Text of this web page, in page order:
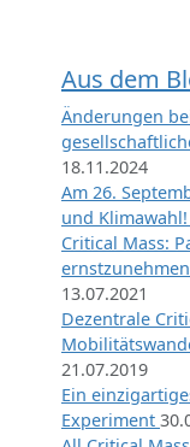
Aus dem
Änderungen
18.11.2024
Am 26.
und Klimawahl!
Critical Mass:
13.07.2021
Dezentrale
21.07.2019
Ein
Experiment